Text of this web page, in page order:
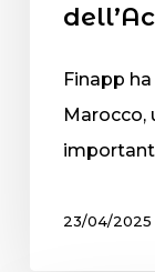
Finapp
Marocco,
23/04/2025